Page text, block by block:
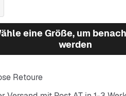
eine Größe, um
werden
Retoure